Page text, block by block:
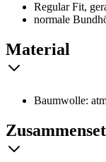
Regular Fit,
normale
Material
Baumwolle: